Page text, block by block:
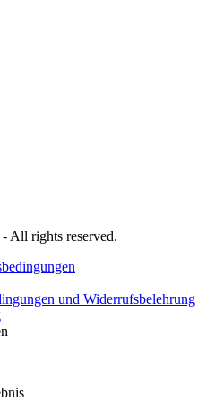
- All rights reserved.
und Widerrufsbelehrung